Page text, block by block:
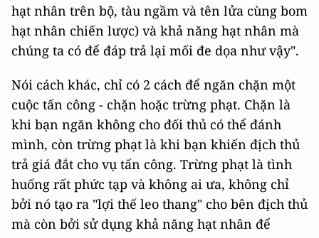
hạt nhân trên bộ, tàu ngầm và tên lửa cùng bom
hạt nhân chiến lược) và khả năng hạt nhân mà
chúng ta có để đáp trả lại mối đe dọa như vậy".
Nói cách khác, chỉ có 2 cách để ngăn chặn một
cuộc tấn công - chặn hoặc trừng phạt. Chặn là
khi bạn ngăn không cho đối thủ có thể đánh
mình, còn trừng phạt là khi bạn khiến địch thủ
trả giá đắt cho vụ tấn công. Trừng phạt là tình
huống rất phức tạp và không ai ưa, không chỉ
bởi nó tạo ra "lợi thế leo thang" cho bên địch thủ
mà còn bởi sử dụng khả năng hạt nhân để